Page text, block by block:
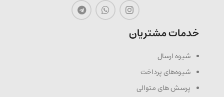
خدمات مشتریان
شیوه ارسال
شیوه‌های پرداخت
پرسش های متوالی